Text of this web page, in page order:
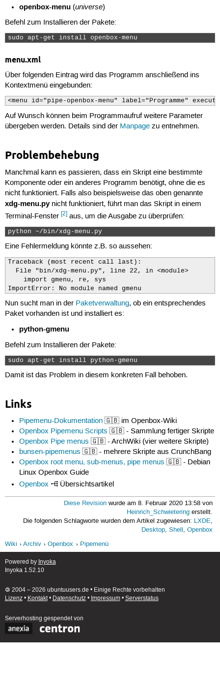
31
33
35
38
40
41
42
43
44
46
49
elif entry.
print
if entry.launch_in_terminal
'<command>%s</
print ' </item>'
if len(sys.argv) > 1:
menu = sys.argv[1] + '.menu'
else:
= 'applications.menu'
map( walk_menu , gmenu
'</openbox_pipe_menu>'
openbox-menu (universe)
Befehl zum Installieren der Pakete:
sudo apt-get install openbox-menu
menu.xml
Über folgenden Eintrag wird das Programm anschließend ins
Kontextmenü eingebunden:
<menu id="pipe-openbox-menu" label="Programme"
Auf Wunsch können beim Programmaufruf weitere Parameter
übergeben werden. Details sind der Manpagezu entnehmen.
Problembehebung
Manchmal kann es passieren, dass ein Skript eine bestimmte
Komponente oder ein anderes Programm benötigt, ohne die es
nicht funktioniert. Falls also beispielsweise das oben genannte
xdg-menu.pynicht funktioniert, führt man das Skript in einem
Terminal-Fenster [2]aus, um die Ausgabe zu überprüfen:
python ~/bin/xdg-menu.py
Eine Fehlermeldung könnte z.B. so aussehen:
Traceback (most recent call last):
  File "bin/xdg-menu.py", line 22, in <module>
    import gmenu, re, sys
ImportError: No module named gmenu
Nun sucht man in der Paketverwaltung, ob ein entsprechendes
Paket vorhanden ist und installiert es:
python-gmenu
Befehl zum Installieren der Pakete:
sudo apt-get install python-gmenu
Damit ist das Problem in diesem konkreten Fall behoben.
Links
Pipemenu-Dokumentation 🇬🇧 im Openbox-Wiki
Openbox Pipemenu Scripts 🇬🇧 - Sammlung fertiger Skripte
Openbox Pipe menus 🇬🇧 - ArchWiki (vier weitere Skripte)
bunsen-pipemenus 🇬🇧 - mehrere Skripte aus CrunchBang
Openbox root menu, sub-menus, pipe menus 🇬🇧 - Debian
Linux Openbox Guide
Openbox
Übersichtsartikel
Diese Revision wurde am 8. Februar 2020 13:58 von
Heinrich_Schwietering erstellt.
Die folgenden Schlagworte wurden dem Artikel zugewiesen: LXDE,
Desktop,Shell,Openbox
Wiki
Archiv Openbox Pipemenü
Powered by Inyoka
Inyoka 1.52.10
🄯 2004 – 2026 ubuntuusers.de • Einige Rechte vorbehalten
Lizenz• Kontakt• Datenschutz• Impressum• Serverstatus
Serverhosting gespendet von